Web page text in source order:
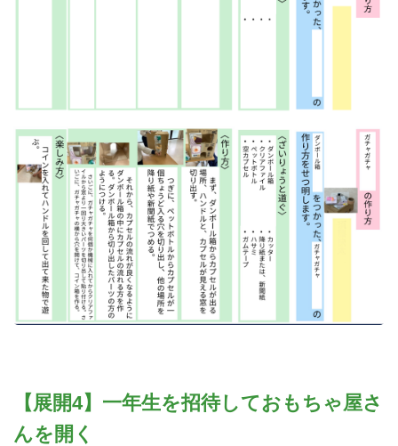
【展開4】一年生を招待しておもちゃ屋さ
んを開く